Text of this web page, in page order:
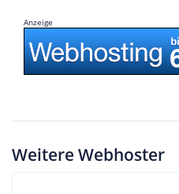
Anzeige
Weitere Webhoster